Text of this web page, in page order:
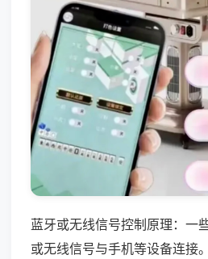
蓝牙或无线信号控制原理：一
或无线信号与手机等设备连接